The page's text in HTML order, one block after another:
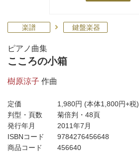
楽譜 鍵盤楽器
ピアノ曲集
こころの小箱
樹原涼子 作曲
定価 1,980円 (本体1,800円+税)
判型・頁数
菊倍判・48頁
発行年月
2011年7月
ISBNコード
9784276456648
商品コード
456640